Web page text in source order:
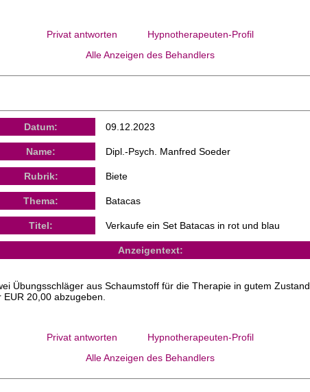
Privat antworten
Hypnotherapeuten-Profil
Alle Anzeigen des Behandlers
Datum: 09.12.2023
Name: Dipl.-Psych. Manfred Soeder
Rubrik: Biete
Thema: Batacas
Titel: Verkaufe ein Set Batacas in rot und blau
Anzeigentext:
Übungsschläger aus Schaumstoff für die Therapie in gutem Zustand
EUR 20,00 abzugeben.
Privat antworten
Hypnotherapeuten-Profil
Alle Anzeigen des Behandlers